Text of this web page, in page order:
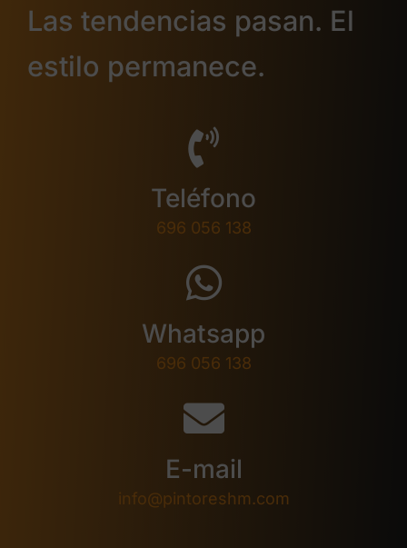
Las tendencias pasan. El
estilo permanece.
Teléfono
696 056 138
Whatsapp
696 056 138
E-mail
info@pintoreshm.com